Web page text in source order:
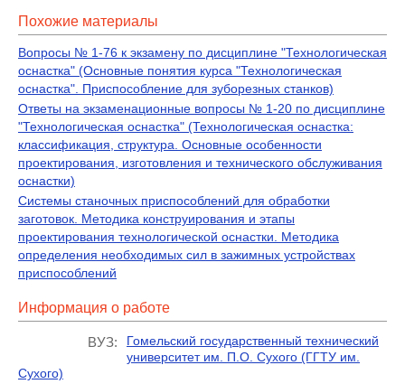
Похожие материалы
Вопросы № 1-76 к экзамену по дисциплине "Технологическая
оснастка" (Основные понятия курса "Технологическая
оснастка". Приспособление для зуборезных станков)
Ответы на экзаменационные вопросы № 1-20 по дисциплине
"Технологическая оснастка" (Технологическая оснастка:
классификация, структура. Основные особенности
проектирования, изготовления и технического обслуживания
оснастки)
Системы станочных приспособлений для обработки
заготовок. Методика конструирования и этапы
проектирования технологической оснастки. Методика
определения необходимых сил в зажимных устройствах
приспособлений
Информация о работе
ВУЗ:
Гомельский государственный технический
университет им. П.О. Сухого (ГГТУ им.
Сухого)